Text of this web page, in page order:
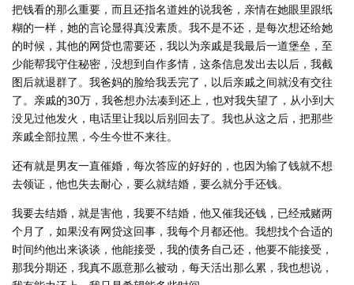
把钱看的那么重要，而且还指名道姓的说我爸，亲情在她眼里跟纸
糊的一样，她的言论显得真没素质。我不是不还，是每次想还给她
的时候，其他的网贷也需要还，我以为亲戚是我最后一道堡垒，至
少能帮我守住秘密，没想到自作多情，这条信息发出去以后，我截
图后就退群了。我爸妈的脸给我丢完了，以后亲戚之间就没有交往
了。亲戚的30万，我爸想办法凑到还上，也对我失望了，从小到大
没见过他发火，电话里让我以后别回去了。我也从这之后，把那些
亲戚全部拉黑，今生今世不来往。
还有就是男友一直催婚，每次答应的好好的，也因为输了钱就不想
去领证，他也失去耐心，要么就结婚，要么就分手还钱。
我要去结婚，就是害他，我要不结婚，他又催我还钱，已经戒赌两
个月了，如果没有网贷这回事，我每个月都还他。我想找个合适的
时间约他出来谈谈，他能接受，我的债务自己还，他要不能接受，
那我分期还，我真不愿意那么被动，每天活出那么累，我也想说，